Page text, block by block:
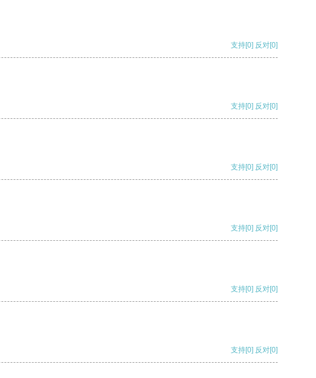
支持[0] 反对[0]
支持[0] 反对[0]
支持[0] 反对[0]
支持[0] 反对[0]
支持[0] 反对[0]
支持[0] 反对[0]